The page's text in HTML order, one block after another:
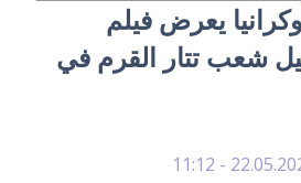
يعرض فيلم
شعب تتار القرم في
22.05.2026 -